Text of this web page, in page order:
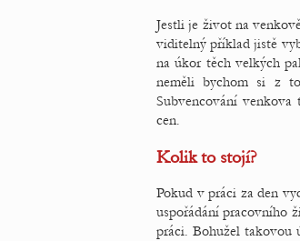
Jestli je život na
viditelný příklad jistě
na úkor těch velkých
neměli bychom si z
Subvencování
cen.
Kolik to stojí?
Pokud v práci za den
uspořádání pracovního
práci. Bohužel takovou